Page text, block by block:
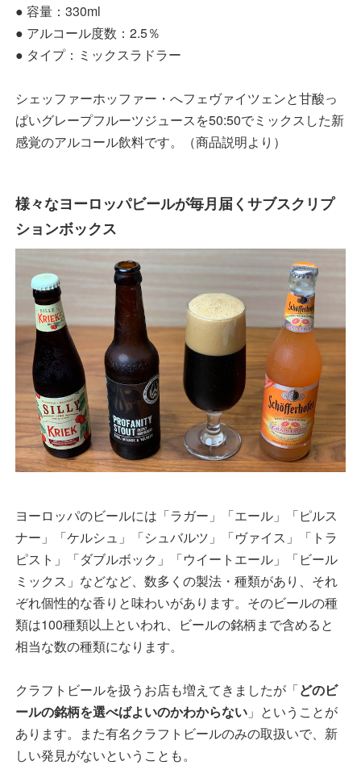
● 容量：330ml
● アルコール度数：2.5％
● タイプ：ミックスラドラー
シェッファーホッファー・へフェヴァイツェンと甘酸っ
ぱいグレープフルーツジュースを50:50でミックスした新
感覚のアルコール飲料です。（商品説明より）
様々なヨーロッパビールが毎月届くサブスクリプ
ションボックス
ヨーロッパのビールには「ラガー」「エール」「ピルス
ナー」「ケルシュ」「シュバルツ」「ヴァイス」「トラ
ピスト」「ダブルボック」「ウイートエール」「ビール
ミックス」などなど、数多くの製法・種類があり、それ
ぞれ個性的な香りと味わいがあります。そのビールの種
類は100種類以上といわれ、ビールの銘柄まで含めると
相当な数の種類になります。
クラフトビールを扱うお店も増えてきましたが「どのビ
ールの銘柄を選べばよいのかわからない 」ということが
あります。また有名クラフトビールのみの取扱いで、新
しい発見がないということも。